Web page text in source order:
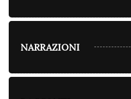
NARRAZIONI